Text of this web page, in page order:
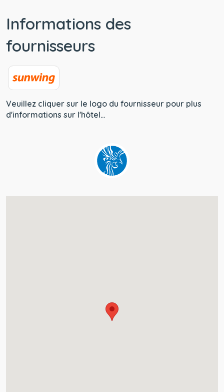
Informations des
fournisseurs
Veuillez cliquer sur le logo du fournisseur pour plus
d'informations sur l'hôtel...